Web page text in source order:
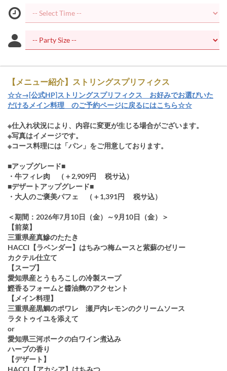
【メニュー紹介】ストリングスプリフィクス
☆☆→[公式HP]ストリングスプリフィクス お好みでお選びいた
だけるメイン料理 のご予約ページに戻るにはこちら☆☆
※仕入れ状況により、内容に変更が生じる場合がございます。
※写真はイメージです。
※コース料理には「パン」をご用意しております。
■アップグレード■
・牛フィレ肉 （＋2,909円 税サ込）
■デザートアップグレード■
・大人のご褒美パフェ （＋1,391円 税サ込）
＜期間：2026年7月10日（金）～9月10日（金）＞
【前菜】
三重県産真鰺のたたき
HACCI【ラベンダー】はちみつ梅ムースと紫蘇のゼリー
カクテル仕立て
【スープ】
愛知県産とうもろこしの冷製スープ
鰹香るフォームと醬油麴のアクセント
【メイン料理】
三重県産黒鯛のポワレ 瀬戸内レモンのクリームソース
ラタトゥイユを添えて
or
愛知県三河ポークの白ワイン煮込み
ハーブの香り
【デザート】
HACCI【アカシア】はちみつ